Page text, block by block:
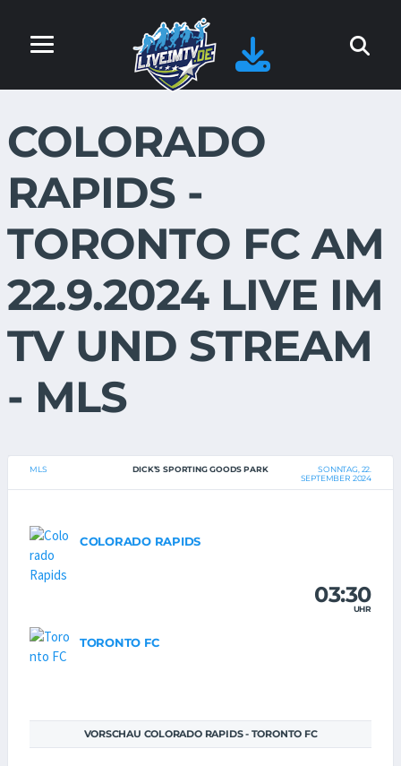
COLORADO
RAPIDS -
TORONTO FC AM
22.9.2024 LIVE IM
TV UND STREAM
- MLS
MLS DICK’S SPORTING GOODS PARK
SONNTAG, 22.
SEPTEMBER 2024
COLORADO RAPIDS
03:30
UHR
TORONTO FC
VORSCHAU COLORADO RAPIDS - TORONTO FC